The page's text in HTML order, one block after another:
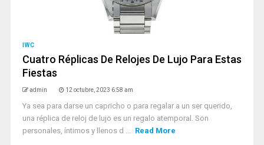
IWC
Cuatro Réplicas De Relojes De Lujo Para Estas
Fiestas
admin 12 octubre, 2023 6:58 am
Ya sea para darse un capricho o para regalar a un ser querido,
una réplica de reloj de lujo es un regalo atemporal. Son
personales, íntimos y llenos d ... Read More